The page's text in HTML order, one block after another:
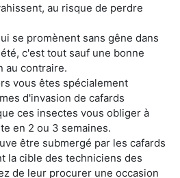
au risque de perdre
se promènent sans gêne dans
c'est tout sauf une bonne
au contraire.
vous êtes spécialement
d'invasion de cafards
ces insectes vous obliger à
en 2 ou 3 semaines.
être submergé par les cafards
la cible des techniciens des
de leur procurer une occasion